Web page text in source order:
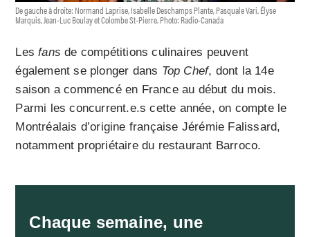
De gauche à droite: Normand Laprise, Isabelle Deschamps Plante, Pasquale Vari, Élyse
Marquis, Jean-Luc Boulay et Colombe St-Pierre. Photo: Radio-Canada
Lesfansde compétitions culinaires peuvent
également se plonger dans Top Chef, dont la 14e
saison a commencé en France au début du mois.
Parmi les concurrent.e.s cette année, on compte le
Montréalais d’origine française Jérémie Falissard,
notamment propriétaire du restaurant Barroco.
Chaque semaine, une